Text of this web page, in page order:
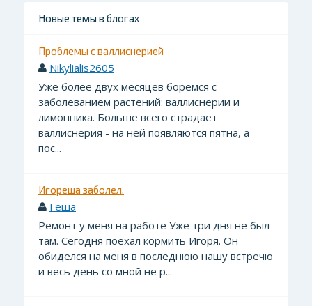
Новые темы в блогах
Проблемы с валлиснерией
Nikylialis2605
Уже более двух месяцев боремся с
заболеванием растений: валлиснерии и
лимонника. Больше всего страдает
валлиснерия - на ней появляются пятна, а
пос...
Игореша заболел.
Геша
Ремонт у меня на работе Уже три дня не был
там. Сегодня поехал кормить Игоря. Он
обиделся на меня в последнюю нашу встречю
и весь день со мной не р...